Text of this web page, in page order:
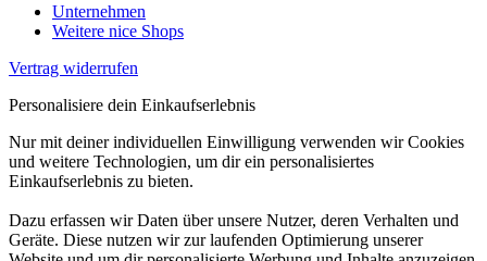
Unternehmen
Weitere nice Shops
Vertrag widerrufen
Personalisiere dein Einkaufserlebnis
Nur mit deiner individuellen Einwilligung verwenden wir Cookies
und weitere Technologien, um dir ein personalisiertes
Einkaufserlebnis zu bieten.
Dazu erfassen wir Daten über unsere Nutzer, deren Verhalten und
Geräte. Diese nutzen wir zur laufenden Optimierung unserer